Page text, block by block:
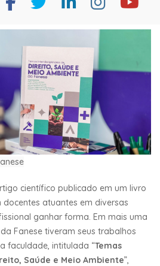
científico publicado em um livro
atuantes em diversas
ganhar forma. Em mais uma
Fanese tiveram seus trabalhos
faculdade, intitulada “Temas
Saúde e Meio Ambiente”,